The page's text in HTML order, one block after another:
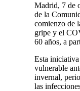
Madrid, 7 de
de la
comienzo de
gripe y el
60 años, a
Esta
vulnerable
invernal,
las